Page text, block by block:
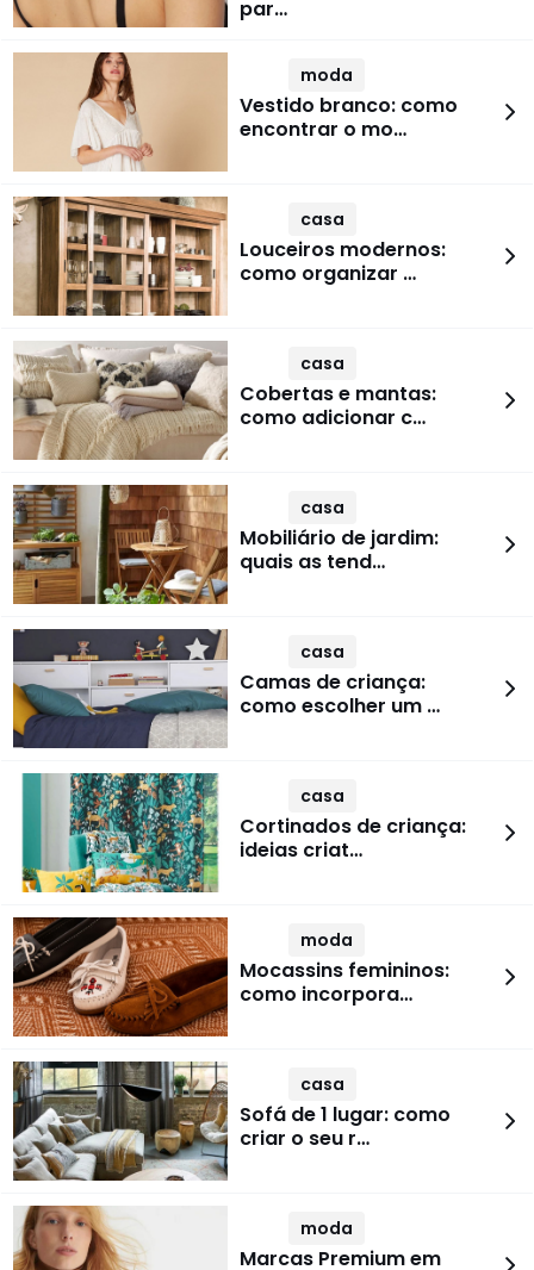
par…
moda
Vestido branco: como
encontrar o mo…
casa
Louceiros modernos:
como organizar …
casa
Cobertas e mantas:
como adicionar c…
casa
Mobiliário de jardim:
quais as tend…
casa
Camas de criança:
como escolher um …
casa
Cortinados de criança:
ideias criat…
moda
Mocassins femininos:
como incorpora…
casa
Sofá de 1 lugar: como
criar o seu r…
moda
Marcas Premium em